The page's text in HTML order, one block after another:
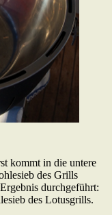
kommt in die untere
des Grills
durchgeführt:
des Lotusgrills.